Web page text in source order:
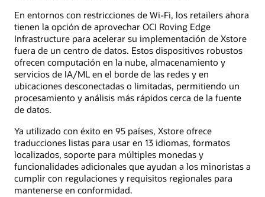
En entornos con restricciones de Wi-Fi, los retailers ahora
tienen la opción de aprovechar OCI Roving Edge
Infrastructure para acelerar su implementación de Xstore
fuera de un centro de datos. Estos dispositivos robustos
ofrecen computación en la nube, almacenamiento y
servicios de IA/ML en el borde de las redes y en
ubicaciones desconectadas o limitadas, permitiendo un
procesamiento y análisis más rápidos cerca de la fuente
de datos.
Ya utilizado con éxito en 95 países, Xstore ofrece
traducciones listas para usar en 13 idiomas, formatos
localizados, soporte para múltiples monedas y
funcionalidades adicionales que ayudan a los minoristas a
cumplir con regulaciones y requisitos regionales para
mantenerse en conformidad.